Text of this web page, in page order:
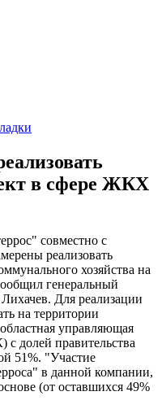
в сфере ЖКХ
совместно с
реализовать
хозяйства на
генеральный
Для реализации
на территории
управляющая
долей правительства
51%. "Участие
в данной компании,
(от оставшихся 49%